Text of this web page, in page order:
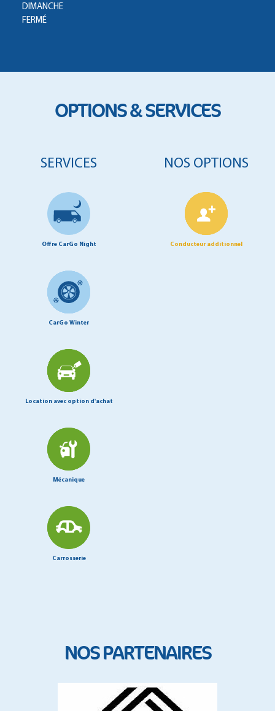
DIMANCHE
FERMÉ
OPTIONS & SERVICES
SERVICES
Offre CarGo Night
CarGo Winter
Location avec option d'achat
Mécanique
Carrosserie
NOS OPTIONS
Conducteur additionnel
NOS PARTENAIRES